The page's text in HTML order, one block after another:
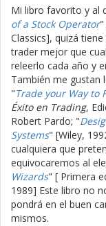
Mi libro favorito y al
of a Stock Operator"
Classics], quizá
trader mejor que
releerlo cada año y
También me gustan
"Trade your Way to
Éxito en Trading,
Robert Pardo; "
Systems" [Wiley,
cualquiera que
equivocaremos al
Wizards" [ Primera
1989] Este libro no
pondrá en el buen
mismos.